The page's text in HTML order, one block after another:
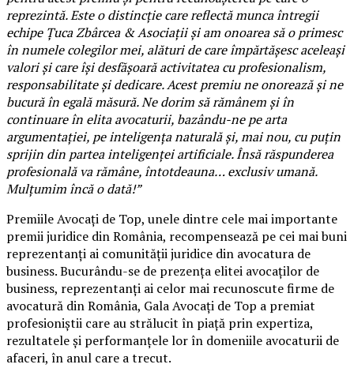
reprezintă. Este o distincție care reflectă munca întregii
echipe Țuca Zbârcea & Asociații și am onoarea să o primesc
în numele colegilor mei, alături de care împărtășesc aceleași
valori și care își desfășoară activitatea cu profesionalism,
responsabilitate și dedicare. Acest premiu ne onorează și ne
bucură în egală măsură. Ne dorim să rămânem și în
continuare în elita avocaturii, bazându-ne pe arta
argumentației, pe inteligența naturală și, mai nou, cu puțin
sprijin din partea inteligenței artificiale. Însă răspunderea
profesională va rămâne, întotdeauna… exclusiv umană.
Mulțumim încă o dată!”
Premiile Avocați de Top, unele dintre cele mai importante
premii juridice din România, recompensează pe cei mai buni
reprezentanți ai comunității juridice din avocatura de
business. Bucurându-se de prezența elitei avocaților de
business, reprezentanți ai celor mai recunoscute firme de
avocatură din România, Gala Avocați de Top a premiat
profesioniștii care au strălucit în piață prin expertiza,
rezultatele și performanțele lor în domeniile avocaturii de
afaceri, în anul care a trecut.